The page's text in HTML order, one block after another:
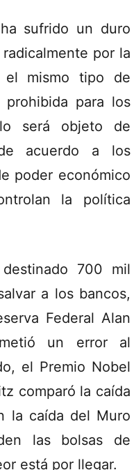
sufrido un duro
por la
el mismo tipo de
para los
será objeto de
acuerdo a los
poder económico
la política
700 mil
a los bancos,
Federal Alan
un error al
el Premio Nobel
comparó la caída
la caída del Muro
las bolsas de
está por llegar.